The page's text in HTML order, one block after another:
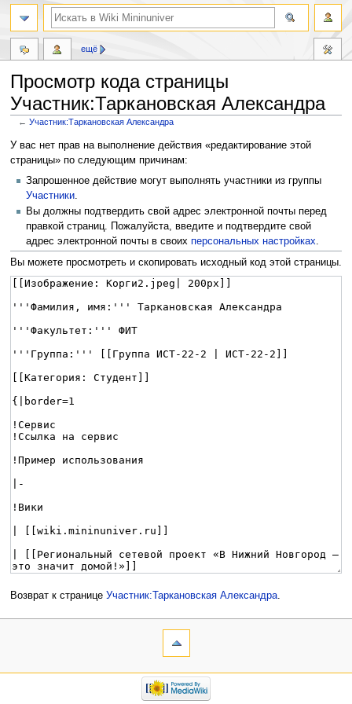
Просмотр кода страницы
Участник:Таркановская Александра
←Участник:Таркановская Александра
Перейти
к
навигации
Перейти
к
поиску
У вас нет прав на выполнение действия «редактирование этой
страницы» по следующим причинам:
Запрошенное действие могут выполнять участники из группы
Участники
Вы должны подтвердить свой адрес электронной почты перед
правкой страниц. Пожалуйста, введите и подтвердите свой
адрес электронной почты в своих персональных настройках
Вы можете просмотреть и скопировать исходный код этой страницы.
Возврат к странице Участник:Таркановская Александра.
ещё